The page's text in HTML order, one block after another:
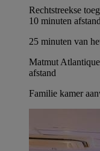
Rechtstreekse
10 minuten afstand
25 minuten van
Matmut
afstand
Familie kamer